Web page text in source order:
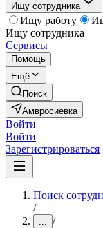
Ищу сотрудника
Ищу работу
Ищу сотрудника
Сервисы
Помощь
Ещё
Поиск
Амвросиевка
Войти
Войти
Зарегистрироваться
Поиск
/
... /